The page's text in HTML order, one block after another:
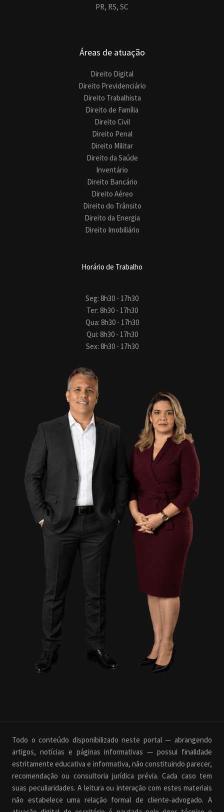
PR, RS, SC
Áreas de atuação
Direito Digital
Direito Previdenciário
Direito Trabalhista
Direito de Família
Direito Civil
Direito Penal
Direito Militar
Direito da Saúde
Inventário
Direito Bancário
Direito Aéreo
Direito do Trânsito
Direito da Energia
Direito Imobiliário
Horário de Trabalho
Seg: 8h30 - 17h30
Ter: 8h30 - 17h30
Qua: 8h30 - 17h30
Qui: 8h30 - 17h30
Sex: 8h30 - 17h30
Todo o conteúdo disponibilizado neste portal — abrangendo
artigos, notícias e páginas informativas — possui finalidade
estritamente educativa e informativa, não constituindo parecer,
recomendação ou consultoria jurídica prévia. Cada caso tem
suas peculiaridades. A leitura ou interação com estes materiais
não estabelece uma relação formal de cliente-advogado. A